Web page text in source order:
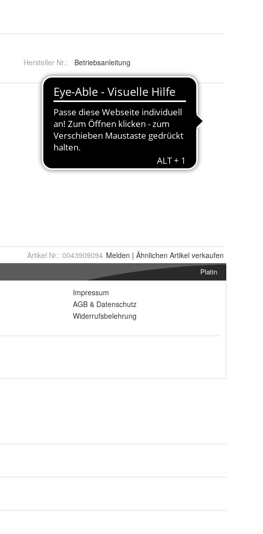
Hersteller Nr.: Betriebsanleitung
Artikel Nr.: 0043909094 Melden | Ähnlichen Artikel verkaufen
Platin
Impressum
AGB & Datenschutz
Widerrufsbelehrung